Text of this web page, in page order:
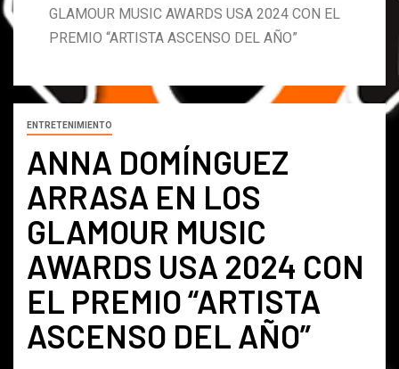
GLAMOUR MUSIC AWARDS USA 2024 CON EL
PREMIO “ARTISTA ASCENSO DEL AÑO”
ENTRETENIMIENTO
ANNA DOMÍNGUEZ
ARRASA EN LOS
GLAMOUR MUSIC
AWARDS USA 2024 CON
EL PREMIO “ARTISTA
ASCENSO DEL AÑO”